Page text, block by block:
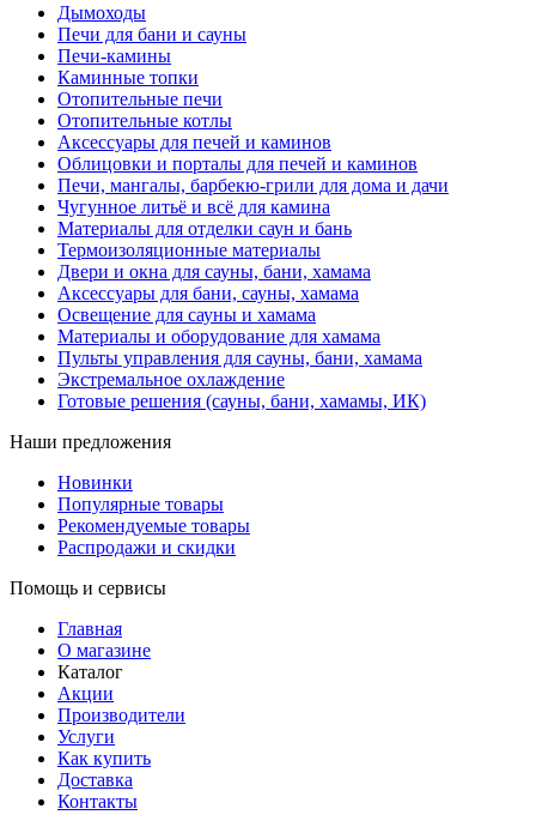
Дымоходы
Печи для бани и сауны
Печи-камины
Каминные топки
Отопительные печи
Отопительные котлы
Аксессуары для печей и каминов
Облицовки и порталы для печей и каминов
Печи, мангалы, барбекю-грили для дома и дачи
Чугунное литьё и всё для камина
Материалы для отделки саун и бань
Термоизоляционные материалы
Двери и окна для сауны, бани, хамама
Аксессуары для бани, сауны, хамама
Освещение для сауны и хамама
Материалы и оборудование для хамама
Пульты управления для сауны, бани, хамама
Экстремальное охлаждение
Готовые решения (сауны, бани, хамамы, ИК)
Наши предложения
Новинки
Популярные товары
Рекомендуемые товары
Распродажи и скидки
Помощь и сервисы
Главная
О магазине
Каталог
Акции
Производители
Услуги
Как купить
Доставка
Контакты